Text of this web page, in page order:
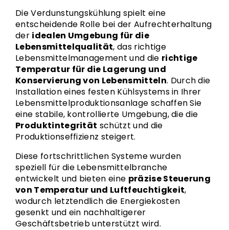
Die Verdunstungskühlung spielt eine
entscheidende Rolle bei der Aufrechterhaltung
der idealen Umgebung für die
Lebensmittelqualität, das richtige
Lebensmittelmanagement und die richtige
Temperatur für die Lagerung und
Konservierung von Lebensmitteln. Durch die
Installation eines festen Kühlsystems in Ihrer
Lebensmittelproduktionsanlage schaffen Sie
eine stabile, kontrollierte Umgebung, die die
Produktintegrität schützt und die
Produktionseffizienz steigert.
Diese fortschrittlichen Systeme wurden
speziell für die Lebensmittelbranche
entwickelt und bieten eine präzise Steuerung
von Temperatur und Luftfeuchtigkeit,
wodurch letztendlich die Energiekosten
gesenkt und ein nachhaltigerer
Geschäftsbetrieb unterstützt wird.